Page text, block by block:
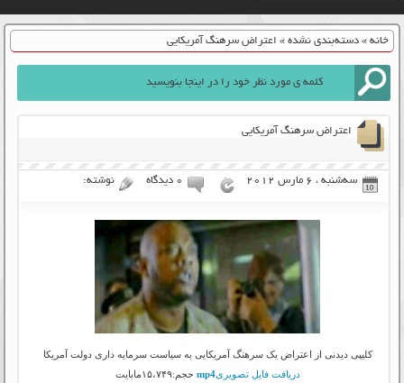
خانه» دسته‌بندی نشده» اعتراض سرهنگ آمریکایی
اعتراض سرهنگ آمریکایی
سه‌شنبه ، 6 مارس 2012 ۰ دیدگاه نوشته:
کلیپی دیدنی از اعتراض یک سرهنگ آمریکایی به سیاست سرمایه داری دولت آمریکا
دریافت فایل تصویریmp4 حجم:۱۵،۷۴۹مابایت